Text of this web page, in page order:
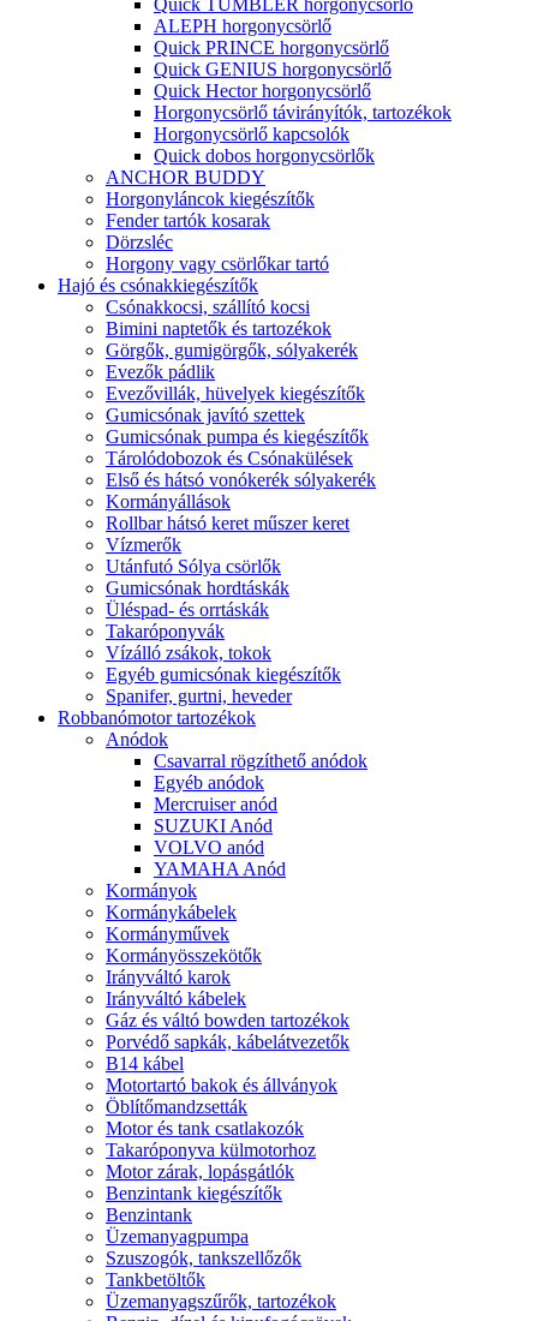
ALEPH horgonycsörlő
Quick PRINCE horgonycsörlő
Quick GENIUS horgonycsörlő
Quick Hector horgonycsörlő
Horgonycsörlő távirányítók, tartozékok
Horgonycsörlő kapcsolók
Quick dobos horgonycsörlők
ANCHOR BUDDY
Horgonyláncok kiegészítők
Fender tartók kosarak
Dörzsléc
Horgony vagy csörlőkar tartó
Hajó és csónakkiegészítők
Csónakkocsi, szállító kocsi
Bimini naptetők és tartozékok
Görgők, gumigörgők, sólyakerék
Evezők pádlik
Evezővillák, hüvelyek kiegészítők
Gumicsónak javító szettek
Gumicsónak pumpa és kiegészítők
Tárolódobozok és Csónakülések
Első és hátsó vonókerék sólyakerék
Kormányállások
Rollbar hátsó keret műszer keret
Vízmerők
Utánfutó Sólya csörlők
Gumicsónak hordtáskák
Üléspad- és orrtáskák
Takaróponyvák
Vízálló zsákok, tokok
Egyéb gumicsónak kiegészítők
Spanifer, gurtni, heveder
Robbanómotor tartozékok
Anódok
Csavarral rögzíthető anódok
Egyéb anódok
Mercruiser anód
SUZUKI Anód
VOLVO anód
YAMAHA Anód
Kormányok
Kormánykábelek
Kormányművek
Kormányösszekötők
Irányváltó karok
Irányváltó kábelek
Gáz és váltó bowden tartozékok
Porvédő sapkák, kábelátvezetők
B14 kábel
Motortartó bakok és állványok
Öblítőmandzsetták
Motor és tank csatlakozók
Takaróponyva külmotorhoz
Motor zárak, lopásgátlók
Benzintank kiegészítők
Benzintank
Üzemanyagpumpa
Szuszogók, tankszellőzők
Tankbetöltők
Üzemanyagszűrők, tartozékok